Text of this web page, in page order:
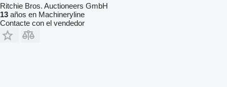
Ritchie Bros. Auctioneers GmbH
13 años en Machineryline
Contacte con el vendedor